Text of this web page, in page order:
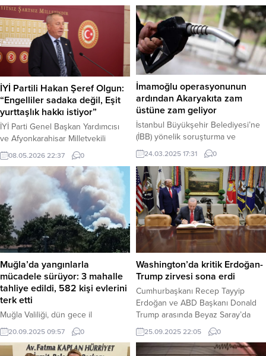
İYİ Partili Hakan Şeref Olgun:
“Engelliler sadaka değil, Eşit
yurttaşlık hakkı istiyor”
İYİ Parti Genel Başkan Yardımcısı
ve Afyonkarahisar Milletvekili
Hakan Şeref Olgun, Engelliler
Haftası öncesinde yaptığı
açıklamada, engelli bireylerin
yaşadığı ekonomik ve sosyal
sorunlara dikkat çekerek hükümete
çağrıda bulundu. Olgun, engellilere
yönelik desteklerin artırılması ve
istihdam olanaklarının
genişletilmesi gerektiğini vurguladı.
basın toplantısı düzenleyen Hakan
Şeref Olgun,...
08.05.2026 22:37 0
İmamoğlu operasyonunun
ardından Akaryakıta zam
üstüne zam geliyor
İstanbul Büyükşehir Belediyesi’ne
(İBB) yönelik soruşturma ve
beraberinde yaşanan gözaltılar
sonrası döviz kurunda meydana
gelen hareketlilik, vatandaşın cebini
doğrudan etkilemeye başladı.
Akaryakıt fiyatlarında beklenen zam
henüz pompaya yansımadan,
kurdaki artışlarla birlikte zam
oranları daha da yükseldi. Yarından
itibaren benzinden başlayarak
motorin ve otogaza da zam
yapılması bekleniyor. Edinilen
bilgilere göre,...
24.03.2025 17:31 0
Muğla’da yangınlarla
mücadele sürüyor: 3 mahalle
tahliye edildi, 582 kişi evlerini
terk etti
Muğla Valiliği, dün gece il
genelinde çıkan 8 orman
yangınından 6’sının
söndürüldüğünü, ancak Köyceğiz
20.09.2025 09:57 0
Washington’da kritik Erdoğan-
Trump zirvesi sona erdi
Cumhurbaşkanı Recep Tayyip
Erdoğan ve ABD Başkanı Donald
Trump arasında Beyaz Saray’da
gerçekleşen ve kritik başlıkların ele
alındığı zirve sona erdi. İki lider, 6
yıl aradan sonra ilk kez Beyaz
25.09.2025 22:05 0